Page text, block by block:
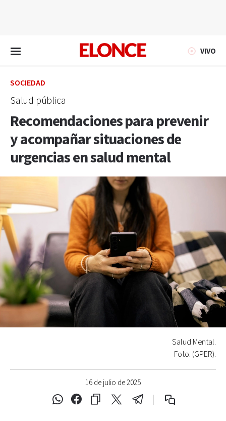
VIVO
SOCIEDAD
Salud pública
Recomendaciones para prevenir
y acompañar situaciones de
urgencias en salud mental
16 de julio de 2025
Salud Mental.
Foto: (GPER).